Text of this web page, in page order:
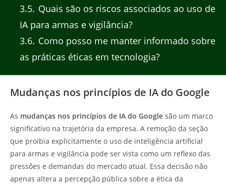
3.5 Quais são os riscos associados ao uso de
IA para armas e vigilância?
3.6 Como posso me manter informado sobre
as práticas éticas em tecnologia?
Mudanças nos princípios de IA do Google
As mudanças nos princípios de IA do Google são um marco
significativo na trajetória da empresa. A remoção da seção
que proibia explicitamente o uso de inteligência artificial
para armas e vigilância pode ser vista como um reflexo das
pressões e demandas do mercado atual. Essa decisão não
apenas altera a percepção pública sobre a ética da